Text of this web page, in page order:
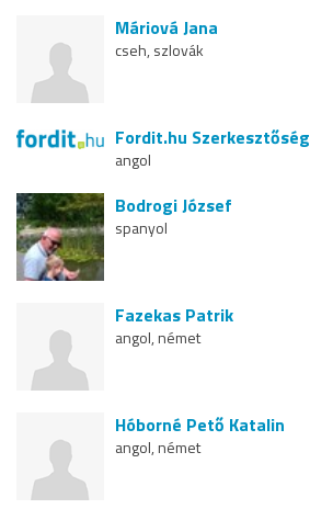
Máriová Jana
cseh, szlovák
Fordit.hu Szerkesztőség
angol
Bodrogi József
spanyol
Fazekas Patrik
angol, német
Hóborné Pető Katalin
angol, német